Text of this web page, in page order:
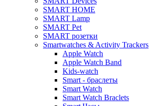
SMART HOME
SMART Lamp
SMART Pet
SMART розетки
Smartwatches & Activity Trackers
Apple Watch
Apple Watch Band
Kids-watch
Smart - браслеты
Smart Watch
Smart Watch Braclets